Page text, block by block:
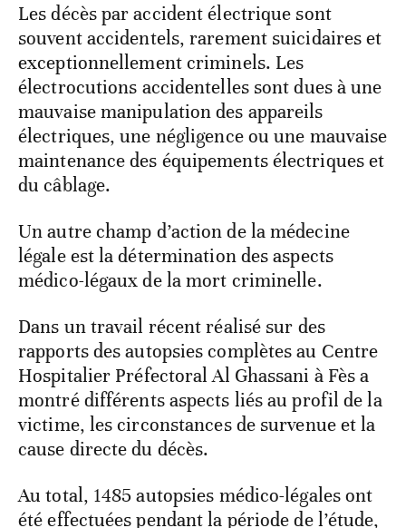
Les décès par accident électrique sont
souvent accidentels, rarement suicidaires et
exceptionnellement criminels. Les
électrocutions accidentelles sont dues à une
mauvaise manipulation des appareils
électriques, une négligence ou une mauvaise
maintenance des équipements électriques et
du câblage.
Un autre champ d’action de la médecine
légale est la détermination des aspects
médico-légaux de la mort criminelle.
Dans un travail récent réalisé sur des
rapports des autopsies complètes au Centre
Hospitalier Préfectoral Al Ghassani à Fès a
montré différents aspects liés au profil de la
victime, les circonstances de survenue et la
cause directe du décès.
Au total, 1485 autopsies médico-légales ont
été effectuées pendant la période de l’étude,